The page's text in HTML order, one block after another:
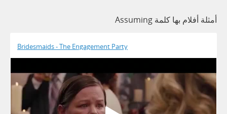
أمثلة أفلام بها كلمة Assuming
Bridesmaids - The Engagement Party